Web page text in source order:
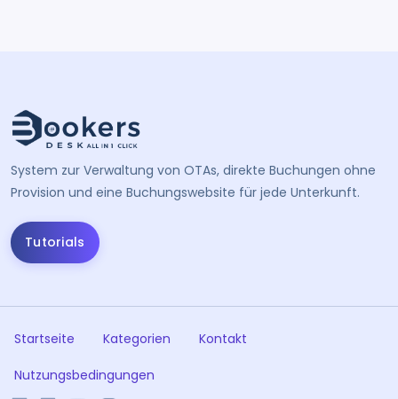
System zur Verwaltung von OTAs, direkte Buchungen ohne
Provision und eine Buchungswebsite für jede Unterkunft.
Tutorials
Startseite Kategorien Kontakt
Nutzungsbedingungen